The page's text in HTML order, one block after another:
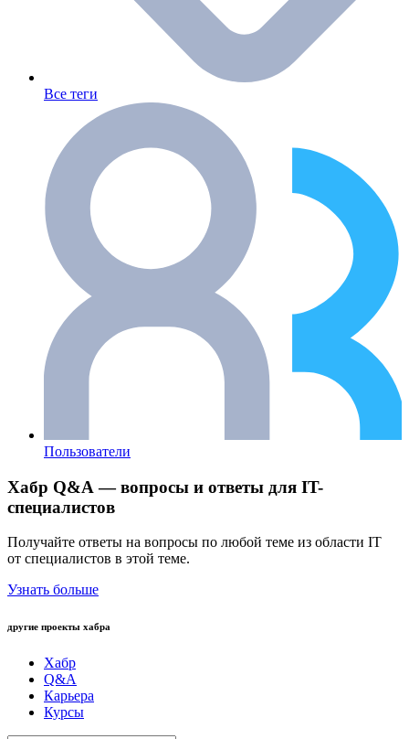
Все теги
Пользователи
Хабр Q&A — вопросы и ответы для IT-
специалистов
Получайте ответы на вопросы по любой теме из области IT
от специалистов в этой теме.
Узнать больше
другие проекты хабра
Хабр
Q&A
Карьера
Курсы